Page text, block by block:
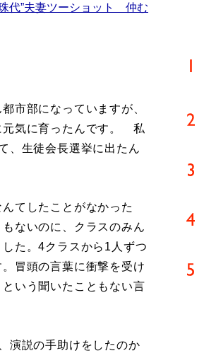
代”夫妻ツーショット 仲む
市部になっていますが、
元気に育ったんです。 私
、生徒会長選挙に出たん
てしたことがなかった
ないのに、クラスのみん
た。4クラスから1人ずつ
冒頭の言葉に衝撃を受け
いう聞いたこともない言
演説の手助けをしたのか